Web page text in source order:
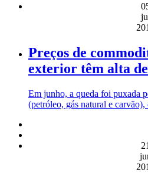
Preços de
exterior têm alta
Em junho, a queda foi puxada
(petróleo, gás natural e
21